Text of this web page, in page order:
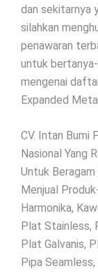
dan sekitarnya
silahkan
penawaran
untuk
mengenai
Expanded
CV. Intan Bumi
Nasional Yang
Untuk
Menjual
Harmonika,
Plat Stainless,
Plat Galvanis,
Pipa